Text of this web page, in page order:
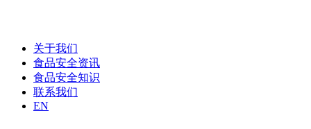
关于我们
食品安全资讯
食品安全知识
联系我们
EN